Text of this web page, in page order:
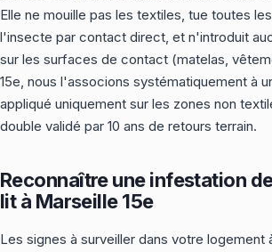
Elle ne mouille pas les textiles, tue toutes
l'insecte par contact direct, et n'introduit
sur les surfaces de contact (matelas,
15e, nous l'associons systématiquement à
appliqué uniquement sur les zones non
double validé par 10 ans de retours terrain.
Reconnaître une infestation
lit à Marseille 15e
Les signes à surveiller dans votre logement